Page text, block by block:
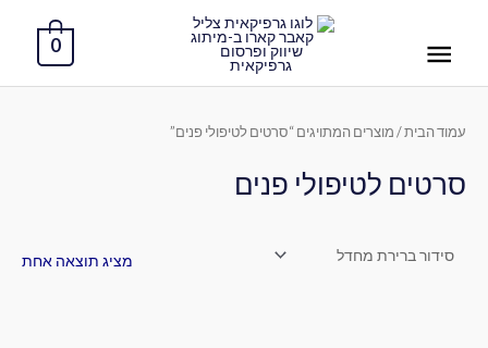
ראשי
0
עמוד הבית/ מוצרים המתויגים “סרטים לטיפולי פנים”
סרטים לטיפולי פנים
מציג תוצאה אחת